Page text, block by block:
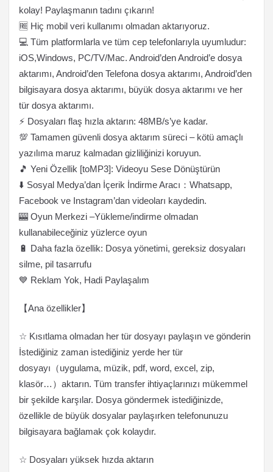
kolay! Paylaşmanın tadını çıkarın!
🆓 Hiç mobil veri kullanımı olmadan aktarıyoruz.
💻 Tüm platformlarla ve tüm cep telefonlarıyla uyumludur:
iOS,Windows, PC/TV/Mac. Android’den Android’e dosya
aktarımı, Android’den Telefona dosya aktarımı, Android’den
bilgisayara dosya aktarımı, büyük dosya aktarımı ve her
tür dosya aktarımı.
⚡ Dosyaları flaş hızla aktarın: 48MB/s’ye kadar.
💯 Tamamen güvenli dosya aktarım süreci – kötü amaçlı
yazılıma maruz kalmadan gizliliğinizi koruyun.
🎵 Yeni Özellik [toMP3]: Videoyu Sese Dönüştürün
⬇️ Sosyal Medya’dan İçerik İndirme Aracı：Whatsapp,
Facebook ve Instagram’dan videoları kaydedin.
🎰 Oyun Merkezi –Yükleme/indirme olmadan
kullanabileceğiniz yüzlerce oyun
🔋 Daha fazla özellik: Dosya yönetimi, gereksiz dosyaları
silme, pil tasarrufu
💙 Reklam Yok, Hadi Paylaşalım
【Ana özellikler】
☆ Kısıtlama olmadan her tür dosyayı paylaşın ve gönderin
İstediğiniz zaman istediğiniz yerde her tür
dosyayı（uygulama, müzik, pdf, word, excel, zip,
klasör…）aktarın. Tüm transfer ihtiyaçlarınızı mükemmel
bir şekilde karşılar. Dosya göndermek istediğinizde,
özellikle de büyük dosyalar paylaşırken telefonunuzu
bilgisayara bağlamak çok kolaydır.
☆ Dosyaları yüksek hızda aktarın